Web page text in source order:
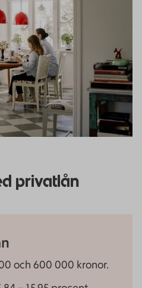
privatlån
och 600 000 kronor.